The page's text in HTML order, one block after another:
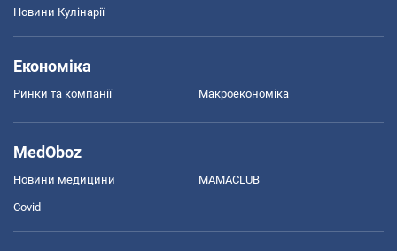
Новини Кулінарії
Економіка
Ринки та компанії Макроекономіка
MedOboz
Новини медицини MAMACLUB
Covid